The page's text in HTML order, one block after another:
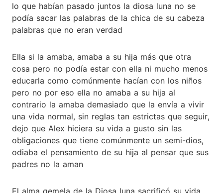
lo que habían pasado juntos la diosa luna no se
podía sacar las palabras de la chica de su cabeza
palabras que no eran verdad
Ella si la amaba, amaba a su hija más que otra
cosa pero no podía estar con ella ni mucho menos
educarla como comúnmente hacían con los niños
pero no por eso ella no amaba a su hija al
contrario la amaba demasiado que la envía a vivir
una vida normal, sin reglas tan estrictas que seguir,
dejo que Alex hiciera su vida a gusto sin las
obligaciones que tiene comúnmente un semi-dios,
odiaba el pensamiento de su hija al pensar que sus
padres no la aman
El alma gemela de la Diosa luna sacrificó su vida